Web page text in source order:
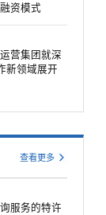
资模式
营集团就深
新领域展开
查看更多
服务的特许